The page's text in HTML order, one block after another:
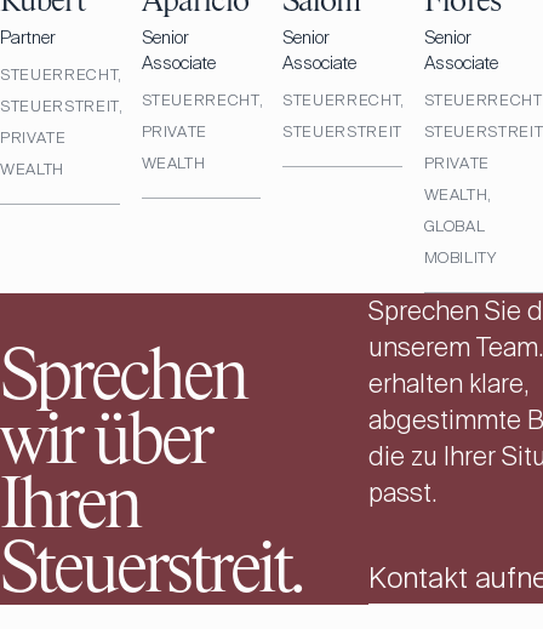
Partner
STEUERRECHT,
STEUERSTREIT,
PRIVATE
WEALTH
Senior
Associate
STEUERRECHT,
PRIVATE
WEALTH
Senior
Associate
STEUERRECHT,
STEUERSTREIT
Senior
Associate
PRIVATE
WEALTH,
GLOBAL
MOBILITY
Sprechen
wir über
Ihren
Steuerstreit.
Sprechen Sie
unserem
erhalten klare,
abgestimmte
die zu Ihrer
passt.
Kontakt